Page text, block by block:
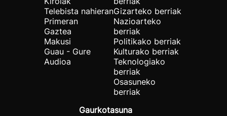
Telebista nahieran
Primeran
Gaztea
Makusi
Guau - Gure
Audioa
Gizarteko berriak
Nazioarteko
berriak
Politikako berriak
Kulturako berriak
Teknologiako
berriak
Osasuneko
berriak
Gaurkotasuna